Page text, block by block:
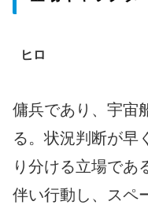
ヒロ
傭兵であり、宇宙
る。状況判断が早
り分ける立場であ
伴い行動し、スペ